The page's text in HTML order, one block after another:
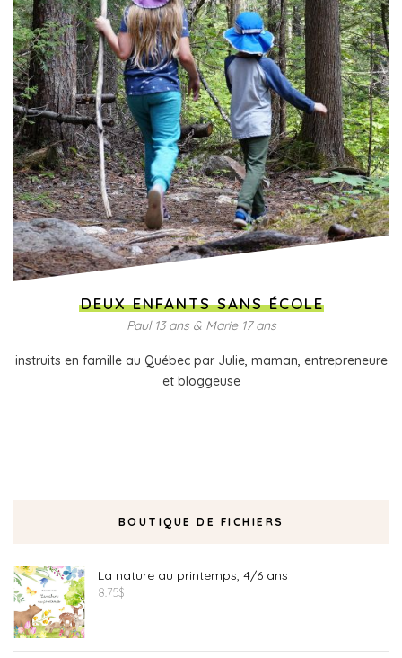
DEUX ENFANTS SANS ÉCOLE
Paul 13 ans & Marie 17 ans
instruits en famille au Québec par Julie, maman, entrepreneure
et bloggeuse
BOUTIQUE DE FICHIERS
La nature au printemps, 4/6 ans
8.75$